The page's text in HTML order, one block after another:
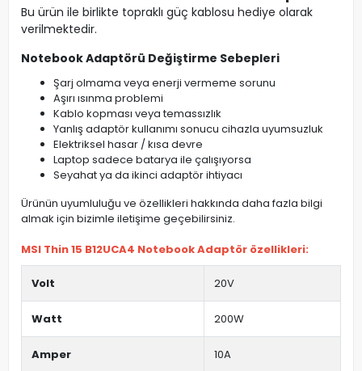
Bu ürün ile birlikte topraklı güç kablosu hediye olarak
verilmektedir.
Notebook Adaptörü Değiştirme Sebepleri
Şarj olmama veya enerji vermeme sorunu
Aşırı ısınma problemi
Kablo kopması veya temassızlık
Yanlış adaptör kullanımı sonucu cihazla uyumsuzluk
Elektriksel hasar / kısa devre
Laptop sadece batarya ile çalışıyorsa
Seyahat ya da ikinci adaptör ihtiyacı
Ürünün uyumluluğu ve özellikleri hakkında daha fazla bilgi
almak için bizimle iletişime geçebilirsiniz.
MSI Thin 15 B12UCA4 Notebook Adaptör özellikleri:
Volt 20V
Watt 200W
Amper 10A